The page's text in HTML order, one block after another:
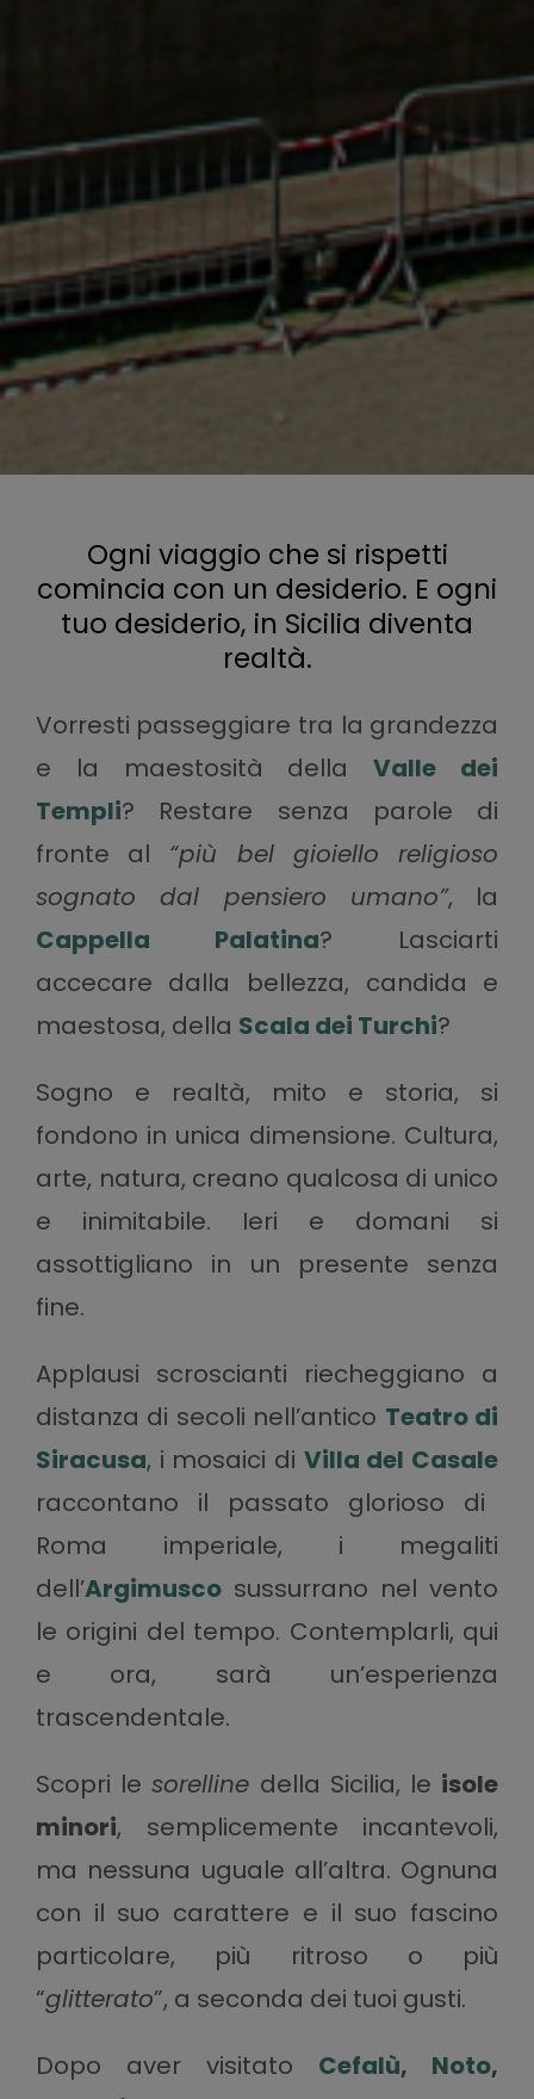
Ogni viaggio che si rispetti
comincia con un desiderio. E ogni
tuo desiderio, in Sicilia diventa
realtà.
Vorresti passeggiare tra la grandezza
e la maestosità dellaValle dei
Templi? Restare senza parole di
fronte al “più bel gioiello religioso
sognato dal pensiero umano”, la
Cappella Palatina? Lasciarti
accecare dalla bellezza, candida e
maestosa, della Scala dei Turchi?
Sogno e realtà, mito e storia, si
fondono in unica dimensione. Cultura,
arte, natura, creano qualcosa di unico
e inimitabile. Ieri e domani si
assottigliano in un presente senza
fine.
Applausi scroscianti riecheggiano a
distanza di secoli nell’antico Teatro di
Siracusa, i mosaici di Villa del Casale
raccontano il passato glorioso di
Roma imperiale, i megaliti
dell’Argimuscosussurrano nel vento
le origini del tempo. Contemplarli, qui
e ora, sarà un’esperienza
trascendentale.
Scopri lesorelline della Sicilia, le isole
minori, semplicemente incantevoli,
ma nessuna uguale all’altra. Ognuna
con il suo carattere e il suo fascino
particolare, più ritroso o più
“glitterato”, a seconda dei tuoi gusti.
Dopo aver visitato Cefalù, Noto,